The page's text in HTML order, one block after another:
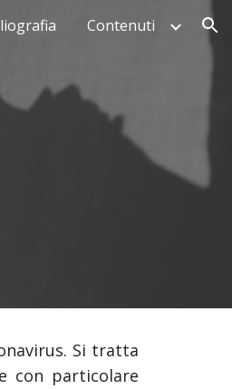
Contenuti
Si tratta
con particolare